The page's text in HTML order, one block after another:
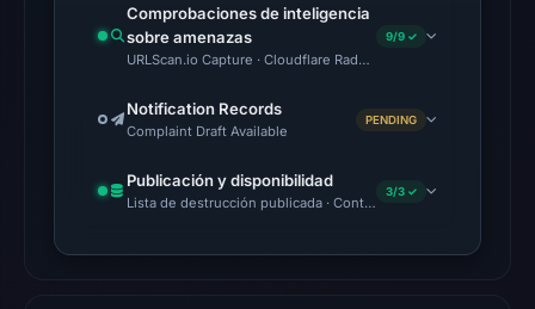
conclusive
timestamped
response
is
available;
current
is
Comprobaciones de inteligencia
sobre amenazas
URLScan.io Capture · Cloudflare Radar Report · VirusTotal ·
9/9 ✓
Notification Records
Complaint Draft Available
PENDING
Publicación y disponibilidad
Lista de destrucción publicada · Content Observed
3/3 ✓